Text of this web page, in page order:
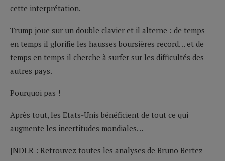
cette interprétation.
Trump joue sur un double clavier et il alterne : de temps
en temps il glorifie les hausses boursières record… et de
temps en temps il cherche à surfer sur les difficultés des
autres pays.
Pourquoi pas !
Après tout, les Etats-Unis bénéficient de tout ce qui
augmente les incertitudes mondiales…
[NDLR : Retrouvez toutes les analyses de Bruno Bertez